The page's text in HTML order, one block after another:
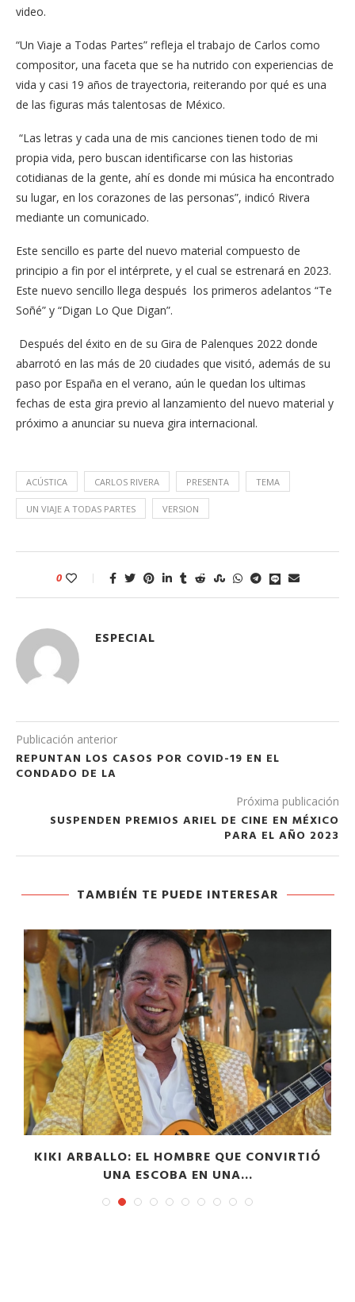
video.
“Un Viaje a Todas Partes” refleja el trabajo de Carlos como
compositor, una faceta que se ha nutrido con experiencias de
vida y casi 19 años de trayectoria, reiterando por qué es una
de las figuras más talentosas de México.
“Las letras y cada una de mis canciones tienen todo de mi
propia vida, pero buscan identificarse con las historias
cotidianas de la gente, ahí es donde mi música ha encontrado
su lugar, en los corazones de las personas”, indicó Rivera
mediante un comunicado.
Este sencillo es parte del nuevo material compuesto de
principio a fin por el intérprete, y el cual se estrenará en 2023.
Este nuevo sencillo llega después los primeros adelantos “Te
Soñé” y “Digan Lo Que Digan”.
Después del éxito en de su Gira de Palenques 2022 donde
abarrotó en las más de 20 ciudades que visitó, además de su
paso por España en el verano, aún le quedan los ultimas
fechas de esta gira previo al lanzamiento del nuevo material y
próximo a anunciar su nueva gira internacional.
ACÚSTICA CARLOS RIVERA PRESENTA TEMA
UN VIAJE A TODAS PARTES VERSION
0
ESPECIAL
Publicación anterior
REPUNTAN LOS CASOS POR COVID-19 EN EL
CONDADO DE LA
Próxima publicación
SUSPENDEN PREMIOS ARIEL DE CINE EN MÉXICO
PARA EL AÑO 2023
TAMBIÉN TE PUEDE INTERESAR
KIKI ARBALLO: EL HOMBRE QUE CONVIRTIÓ
UNA ESCOBA EN UNA...